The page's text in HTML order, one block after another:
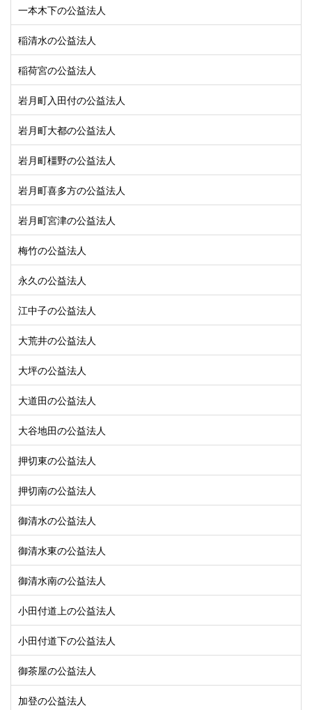
一本木下の公益法人
稲清水の公益法人
稲荷宮の公益法人
岩月町入田付の公益法人
岩月町大都の公益法人
岩月町橿野の公益法人
岩月町喜多方の公益法人
岩月町宮津の公益法人
梅竹の公益法人
永久の公益法人
江中子の公益法人
大荒井の公益法人
大坪の公益法人
大道田の公益法人
大谷地田の公益法人
押切東の公益法人
押切南の公益法人
御清水の公益法人
御清水東の公益法人
御清水南の公益法人
小田付道上の公益法人
小田付道下の公益法人
御茶屋の公益法人
加登の公益法人